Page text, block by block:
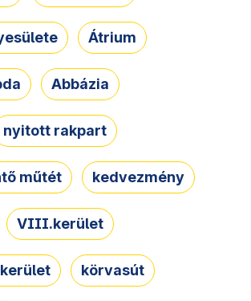
Átrium
Abbázia
nyitott rakpart
műtét kedvezmény
VIII.kerület
kerület körvasút